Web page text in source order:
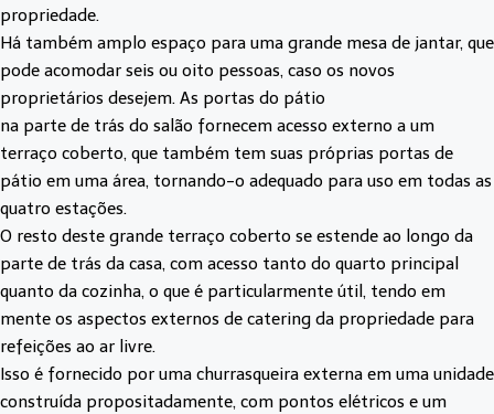
propriedade.
Há também amplo espaço para uma grande mesa de jantar, que
pode acomodar seis ou oito pessoas, caso os novos
proprietários desejem. As portas do pátio
na parte de trás do salão fornecem acesso externo a um
terraço coberto, que também tem suas próprias portas de
pátio em uma área, tornando-o adequado para uso em todas as
quatro estações.
O resto deste grande terraço coberto se estende ao longo da
parte de trás da casa, com acesso tanto do quarto principal
quanto da cozinha, o que é particularmente útil, tendo em
mente os aspectos externos de catering da propriedade para
refeições ao ar livre.
Isso é fornecido por uma churrasqueira externa em uma unidade
construída propositadamente, com pontos elétricos e um